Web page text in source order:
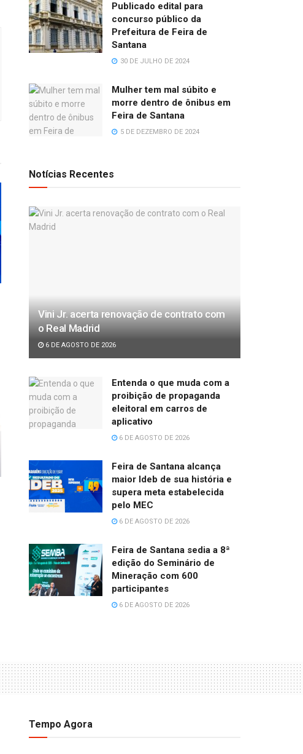
Publicado edital para
concurso público da
Prefeitura de Feira de
Santana
30 DE JULHO DE 2024
Mulher tem mal súbito e
morre dentro de ônibus em
Feira de Santana
5 DE DEZEMBRO DE 2024
Notícias Recentes
Vini Jr. acerta renovação de contrato com
o Real Madrid
6 DE AGOSTO DE 2026
Entenda o que muda com a
proibição de propaganda
eleitoral em carros de
aplicativo
6 DE AGOSTO DE 2026
Feira de Santana alcança
maior Ideb de sua história e
supera meta estabelecida
pelo MEC
6 DE AGOSTO DE 2026
Feira de Santana sedia a 8ª
edição do Seminário de
Mineração com 600
participantes
6 DE AGOSTO DE 2026
Tempo Agora